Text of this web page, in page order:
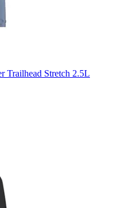
Trailhead Stretch 2.5L